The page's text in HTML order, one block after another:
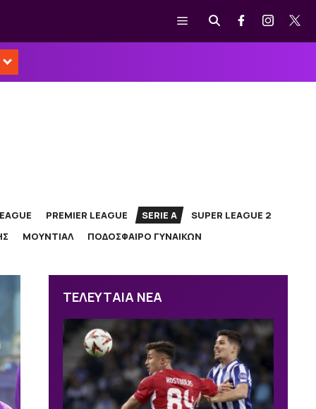
Μενού
PREMIER LEAGUE SERIE A
SUPER LEAGUE 2
ΜΟΥΝΤΙΑΛ ΠΟΔΟΣΦΑΙΡΟ ΓΥΝΑΙΚΩΝ
ΤΕΛΕΥΤΑΙΑ ΝΕΑ